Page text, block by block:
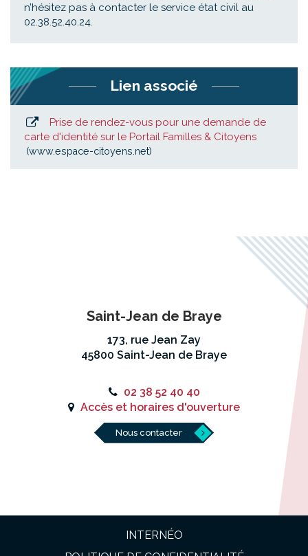
n’hésitez pas à contacter le service état civil au
02.38.52.40.24.
Lien associé
Prise de rendez-vous pour une demande de
carte d'identité sur le Portail Familles & Citoyens
www.espace-citoyens.net
Saint-Jean de Braye
173, rue Jean Zay
45800 Saint-Jean de Braye
02 38 52 40 40
Accès et horaires d'ouverture
Nous contacter
INTERNÉO